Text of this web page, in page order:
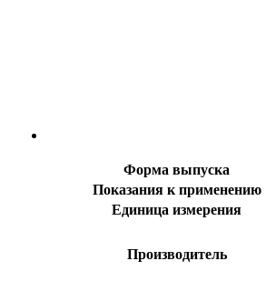
Форма выпуска
Показания к применению
Единица измерения
Производитель